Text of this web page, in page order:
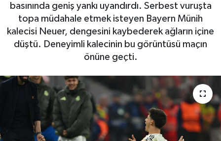
basınında geniş yankı uyandırdı. Serbest vuruşta
topa müdahale etmek isteyen Bayern Münih
kalecisi Neuer, dengesini kaybederek ağların içine
düştü. Deneyimli kalecinin bu görüntüsü maçın
önüne geçti.